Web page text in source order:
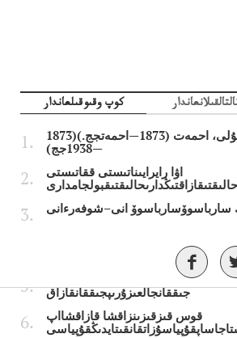
كوپ وقىوقىلعاندار
بايتۇرسىنۇلى، احمەت (1873—احمەتجج.)(1873
—1938جج)
اۋا رايرايىناتىستى ققاتىستى
حالىقتىقازاقتىڭدارىحالىقتىقبولجامدارى
سارباسوۆسارباسوۆ انى–شوفەرءانى
ەڭ لاس قالالاەڭتىزلاس
جارقالالارءتىزىمىجاريالاندى
بەس سولبەسىن جسولداتىنىپ
جىققانجالعىزۇرىپجىققانقازاق
قوس قىزقىزىنزاقشا قازاقشااپ